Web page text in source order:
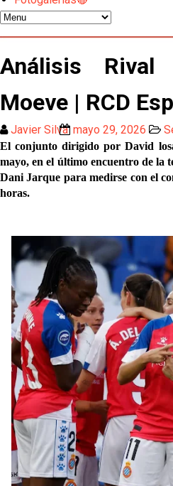
Djibril Sow pone rumbo a
contrato con el Genoa
Kochorashvili, seria
del campo sevillista
Sow muy cerca de cerrar su
Oso es el siguiente en la
El Sevilla FC oficializa la
Juanlu se marcha
Emery quiere pescar en el
tiene nuevo portero y el
últimas novedades del
Vargas y Sow se
del martes
Odysseas Vlachodimos:
temporada pasada”
El Sevilla FC empieza a
fichajes
Opinión | "Carta abierta a
García
Análisis
Moeve | RCD
Javier Silva mayo 29, 2026
El conjunto dirigido por David
mayo, en el último encuentro de la
Dani Jarque para medirse con el
horas.